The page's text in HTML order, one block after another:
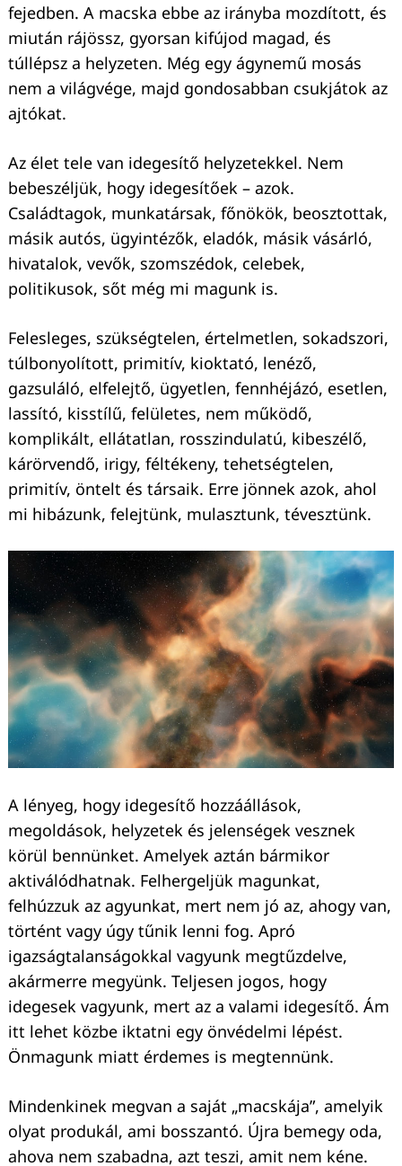
fejedben. A macska ebbe az irányba mozdított, és
miután rájössz, gyorsan kifújod magad, és
túllépsz a helyzeten. Még egy ágynemű mosás
nem a világvége, majd gondosabban csukjátok az
ajtókat.
Az élet tele van idegesítő helyzetekkel. Nem
bebeszéljük, hogy idegesítőek – azok.
Családtagok, munkatársak, főnökök, beosztottak,
másik autós, ügyintézők, eladók, másik vásárló,
hivatalok, vevők, szomszédok, celebek,
politikusok, sőt még mi magunk is.
Felesleges, szükségtelen, értelmetlen, sokadszori,
túlbonyolított, primitív, kioktató, lenéző,
gazsuláló, elfelejtő, ügyetlen, fennhéjázó, esetlen,
lassító, kisstílű, felületes, nem működő,
komplikált, ellátatlan, rosszindulatú, kibeszélő,
kárörvendő, irigy, féltékeny, tehetségtelen,
primitív, öntelt és társaik. Erre jönnek azok, ahol
mi hibázunk, felejtünk, mulasztunk, tévesztünk.
A lényeg, hogy idegesítő hozzáállások,
megoldások, helyzetek és jelenségek vesznek
körül bennünket. Amelyek aztán bármikor
aktiválódhatnak. Felhergeljük magunkat,
felhúzzuk az agyunkat, mert nem jó az, ahogy van,
történt vagy úgy tűnik lenni fog. Apró
igazságtalanságokkal vagyunk megtűzdelve,
akármerre megyünk. Teljesen jogos, hogy
idegesek vagyunk, mert az a valami idegesítő. Ám
itt lehet közbe iktatni egy önvédelmi lépést.
Önmagunk miatt érdemes is megtennünk.
Mindenkinek megvan a saját „macskája”, amelyik
olyat produkál, ami bosszantó. Újra bemegy oda,
ahova nem szabadna, azt teszi, amit nem kéne.
Keresés: